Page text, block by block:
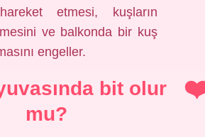
etmesi, kuşların
ve balkonda bir kuş
engeller.
bit olur
mu?